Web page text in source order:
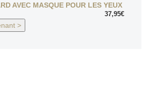
AVEC MASQUE POUR LES YEUX
37,95€
>